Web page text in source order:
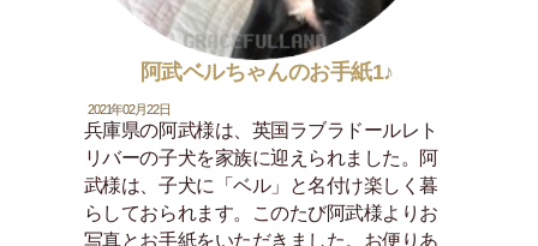
阿武ベルちゃんのお手紙1♪
2021年02月22日
兵庫県の阿武様は、英国ラブラドールレト
リバーの子犬を家族に迎えられました。阿
武様は、子犬に「ベル」と名付け楽しく暮
らしておられます。このたび阿武様よりお
写真とお手紙をいただきました。お便りあ